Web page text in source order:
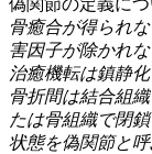
骨癒合が得られ
害因子が除かれ
治癒機転は鎮静
骨折間は結合組
たは骨組織で閉
状態を偽関節と呼